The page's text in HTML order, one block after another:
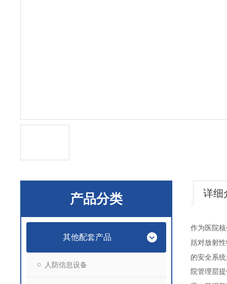
产品分类
其他配套产品
人防信息设备
详细
作为医院
括对放射
的安全系
院管理层